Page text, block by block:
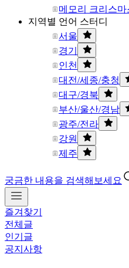
메모리 크리스마
지역별 언어 스터디
서울
경기
인천
대전/세종/충청
대구/경북
부산/울산/경남
광주/전라
강원
제주
궁금한 내용을 검색해보세요
즐겨찾기
전체글
인기글
공지사항